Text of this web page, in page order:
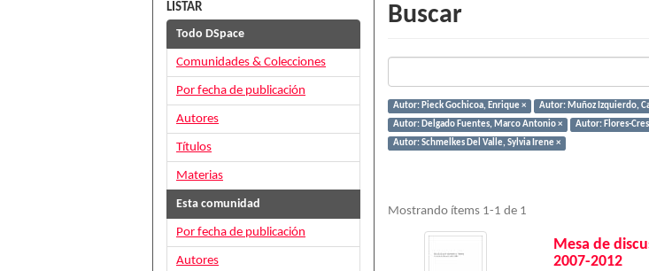
Buscar
Autor: Pieck Gochicoa, Enrique × Autor: Muñoz Izquierdo,
Autor: Delgado Fuentes, Marco Antonio ×
Autor: Flores-
Autor: Schmelkes Del Valle, Sylvia Irene ×
Mostrando ítems 1-1 de 1
Mesa de
2007-2012
LISTAR
Todo DSpace
Comunidades & Colecciones
Por fecha de publicación
Autores
Títulos
Materias
Esta comunidad
Por fecha de publicación
Autores